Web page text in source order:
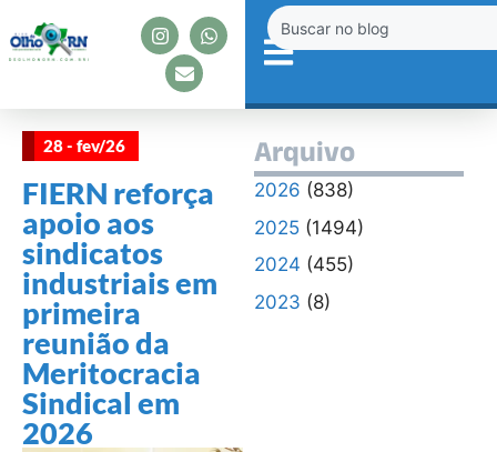
28 - fev/26
FIERN reforça
apoio aos
sindicatos
industriais em
primeira
reunião da
Meritocracia
Sindical em
2026
Arquivo
2026 (838)
2025(1494)
2024 (455)
2023 (8)